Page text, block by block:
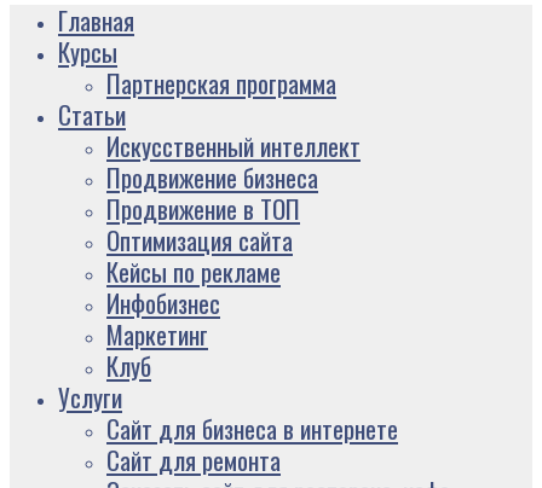
Главная
Курсы
Партнерская программа
Статьи
Искусственный интеллект
Продвижение бизнеса
Продвижение в ТОП
Оптимизация сайта
Кейсы по рекламе
Инфобизнес
Маркетинг
Клуб
Услуги
Сайт для бизнеса в интернете
Сайт для ремонта